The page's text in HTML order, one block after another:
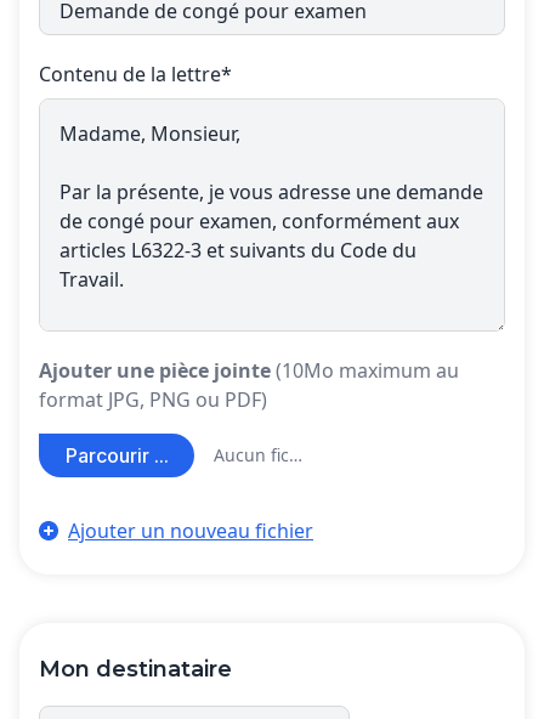
Contenu de la lettre*
Ajouter une pièce jointe(10Mo maximum au
format JPG, PNG ou PDF)
Parcourir ... Aucun fichier sélectionné
Ajouter un nouveau fichier
Mon destinataire